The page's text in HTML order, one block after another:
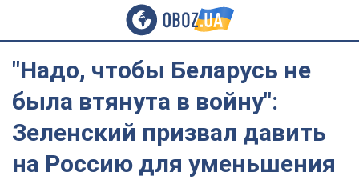
"Надо, чтобы Беларусь не
была втянута в войну":
Зеленский призвал давить
на Россию для уменьшения